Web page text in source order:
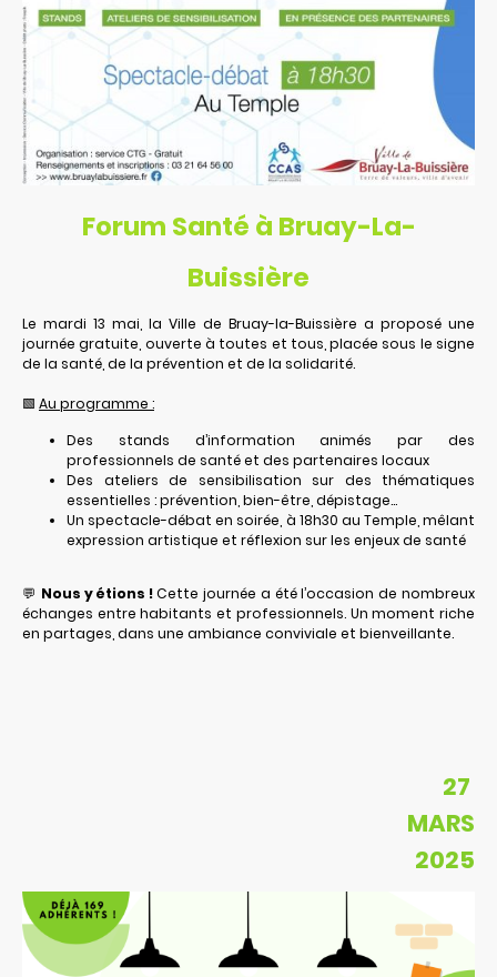
Forum Santé à Bruay-La-
Buissière
Le mardi 13 mai, la Ville de Bruay-la-Buissière a proposé une
journée gratuite, ouverte à toutes et tous, placée sous le signe
de la santé, de la prévention et de la solidarité.
🟩 Au programme :
Des stands d’information animés par des
professionnels de santé et des partenaires locaux
Des ateliers de sensibilisation sur des thématiques
essentielles : prévention, bien-être, dépistage…
Un spectacle-débat en soirée, à 18h30 au Temple, mêlant
expression artistique et réflexion sur les enjeux de santé
💬 Nous y étions !Cette journée a été l’occasion de nombreux
échanges entre habitants et professionnels. Un moment riche
en partages, dans une ambiance conviviale et bienveillante.
27
MARS
2025